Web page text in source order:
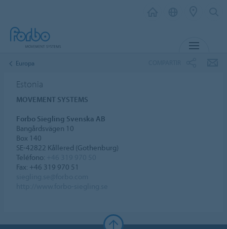
Europa
Estonia
MOVEMENT SYSTEMS
Forbo Siegling Svenska AB
Bangårdsvägen 10
Box 140
SE-42822 Kållered (Gothenburg)
Teléfono:
Fax: +46 319 970 51